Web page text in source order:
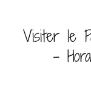
Visiter le
–